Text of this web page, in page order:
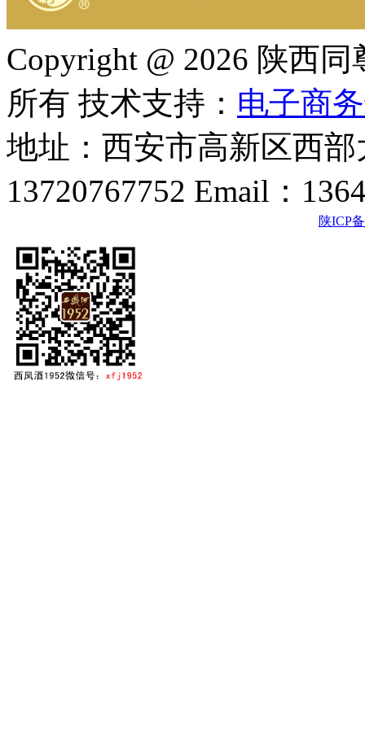
Copyright @ 2026 陕西
所有 技术支持： 电子商
地址：西安市高新区西
13720767752 Email：
陕ICP